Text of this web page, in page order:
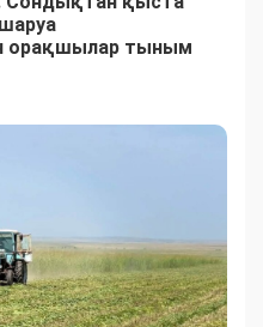
орақшылар тыным